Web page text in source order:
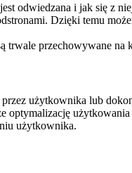
odwiedzana i jak się z
Dzięki temu
trwale przechowywane
użytkownika lub
użytkownika.